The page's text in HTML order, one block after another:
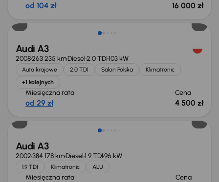
od 104 zł 16 000 zł
Audi A3
2008263 235 kmDiesel2.0 TDI103 kW
Auta krajowe 2.0 TDI Salon Polska
Klimatronic
+1 kolejnych
Miesięczna rata
od 29 zł
Cena
4 500 zł
Audi A3
2002384 178 kmDiesel1.9 TDI96 kW
1.9 TDI Klimatronic ALU
Miesięczna rata Cena